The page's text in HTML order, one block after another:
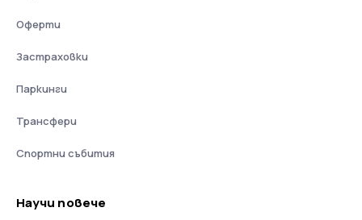
Оферти
Застраховки
Паркинги
Трансфери
Спортни събития
Научи повече